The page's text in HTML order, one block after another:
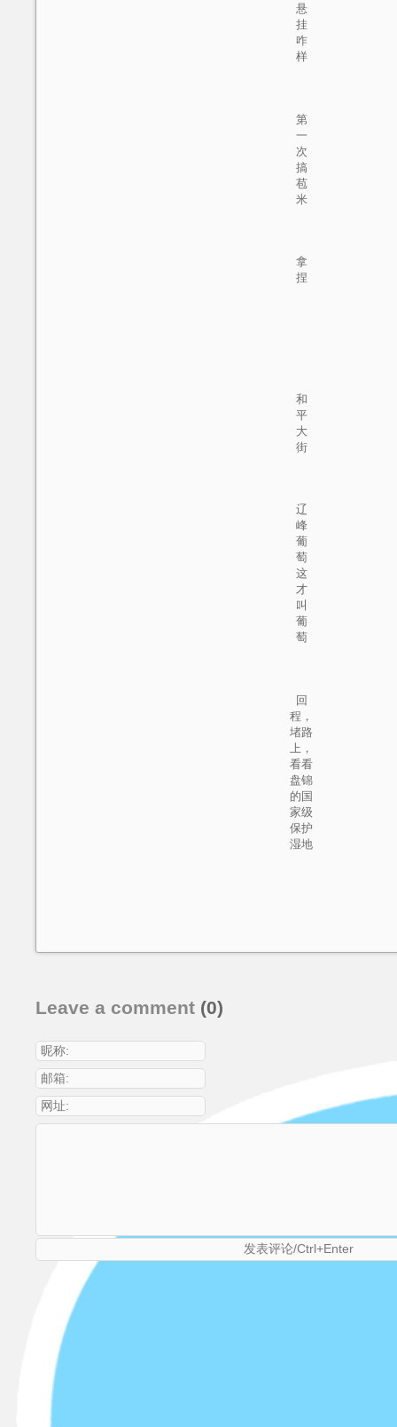
悬
挂
咋
样
第
一
次
搞
苞
米
拿
捏
和
平
大
街
辽
峰
葡
萄
这
才
叫
葡
萄
回
程，
堵路
上，
看看
盘锦
的国
家级
保护
湿地
Leave a comment (0)
昵称:
邮箱:
网址: